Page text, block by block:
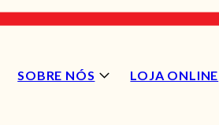
SOBRE NÓS LOJA ONLINE